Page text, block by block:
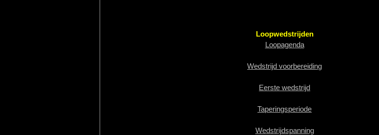
Loopwedstrijden
Loopagenda
Wedstrijd voorbereiding
Eerste wedstrijd
Taperingsperiode
Wedstrijdspanning